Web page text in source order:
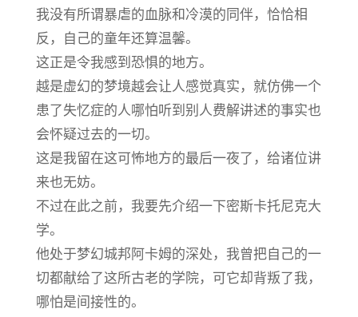
我没有所谓暴虐的血脉和冷漠的同伴，恰恰相
反，自己的童年还算温馨。
这正是令我感到恐惧的地方。
越是虚幻的梦境越会让人感觉真实，就仿佛一个
患了失忆症的人哪怕听到别人费解讲述的事实也
会怀疑过去的一切。
这是我留在这可怖地方的最后一夜了，给诸位讲
来也无妨。
不过在此之前，我要先介绍一下密斯卡托尼克大
学。
他处于梦幻城邦阿卡姆的深处，我曾把自己的一
切都献给了这所古老的学院，可它却背叛了我，
哪怕是间接性的。